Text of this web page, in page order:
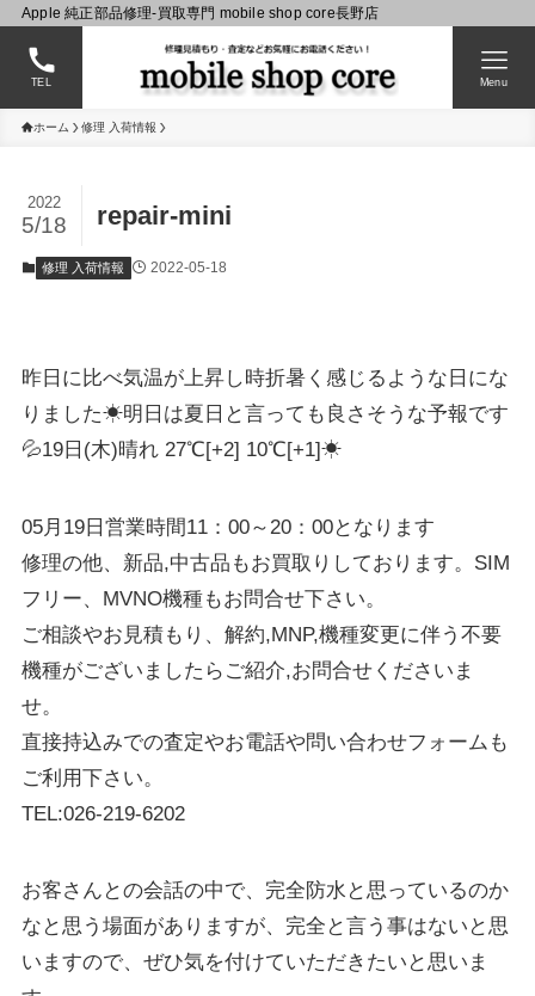
Apple 純正部品修理-買取専門 mobile shop core長野店
TEL Menu
ホーム 修理 入荷情報
repair-mini
2022
5/18
修理 入荷情報 2022-05-18
昨日に比べ気温が上昇し時折暑く感じるような日にな
りました☀明日は夏日と言っても良さそうな予報です
💦19日(木)晴れ 27℃[+2] 10℃[+1]☀
05月19日営業時間11：00～20：00となります
修理の他、新品,中古品もお買取りしております。SIM
フリー、MVNO機種もお問合せ下さい。
ご相談やお見積もり、解約,MNP,機種変更に伴う不要
機種がございましたらご紹介,お問合せくださいま
せ。
直接持込みでの査定やお電話や問い合わせフォームも
ご利用下さい。
TEL:026-219-6202
お客さんとの会話の中で、完全防水と思っているのか
なと思う場面がありますが、完全と言う事はないと思
いますので、ぜひ気を付けていただきたいと思いま